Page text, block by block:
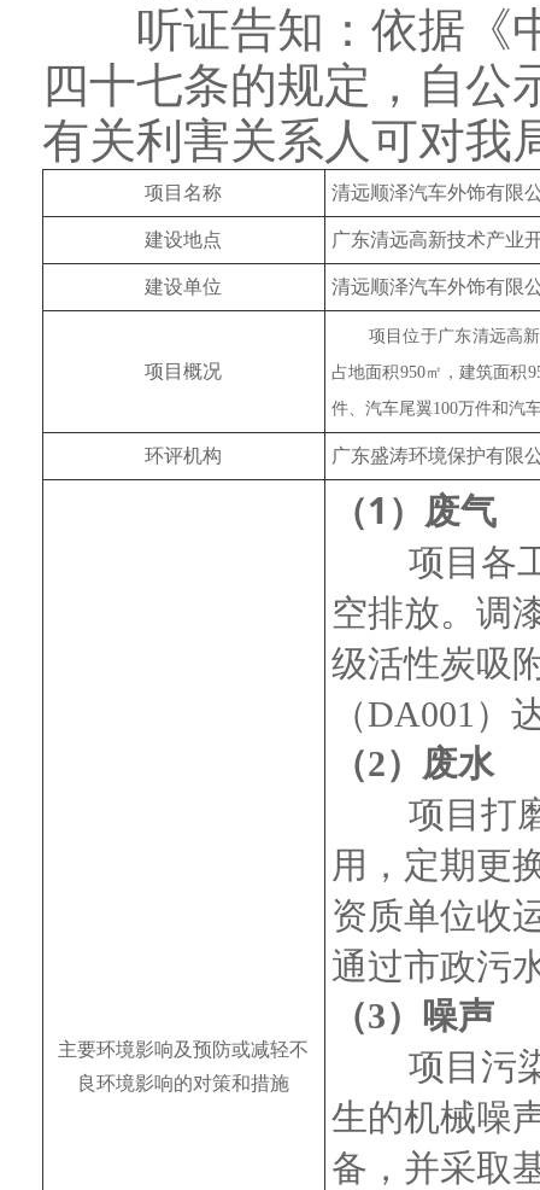
听证告知：依据《中
四十七条的规定，自公
有关利害关系人可对我
项目名称 清远顺泽汽车外饰有限
建设地点 广东清远高新技术产业
建设单位 清远顺泽汽车外饰有限
项目概况
项目位于广东清远高新
占地面积950㎡，建筑面积
件、汽车尾翼100万件和汽
环评机构 广东盛涛环境保护有限
主要环境影响及预防或减轻不
良环境影响的对策和措施
（1）废气
项目各
空排放。调
级活性炭吸
（DA001）
（2） 废水
项目打
用，定期更
资质单位收
通过市政污
（3） 噪声
项目污
生的机械噪
备，并采取